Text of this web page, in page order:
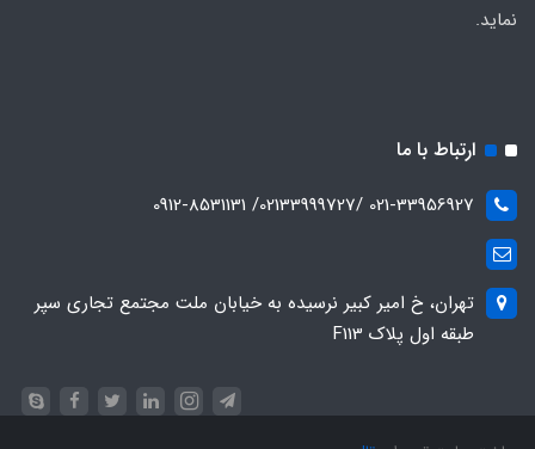
نماید.
ارتباط با ما
021-33956927 /02133999727/ 0912-8531131
تهران، خ امیر کبیر نرسیده به خیابان ملت مجتمع تجاری سپر
طبقه اول پلاک F113